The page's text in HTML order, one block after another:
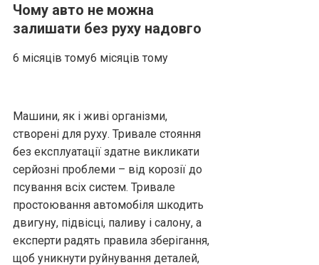
Чому авто не можна
залишати без руху надовго
6 місяців тому6 місяців тому
Машини, як і живі організми,
створені для руху. Тривале стояння
без експлуатації здатне викликати
серйозні проблеми – від корозії до
псування всіх систем. Тривале
простоювання автомобіля шкодить
двигуну, підвісці, паливу і салону, а
експерти радять правила зберігання,
щоб уникнути руйнування деталей,